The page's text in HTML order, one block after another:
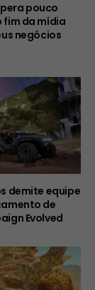
pouco
da mídia
negócios
demite equipe
de
Evolved